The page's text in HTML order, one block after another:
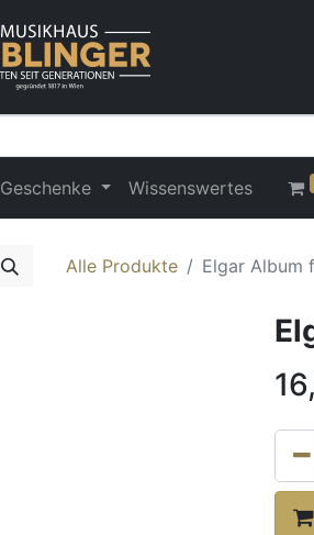
Geschenke Wissenswertes
Alle Produkte Elgar Album